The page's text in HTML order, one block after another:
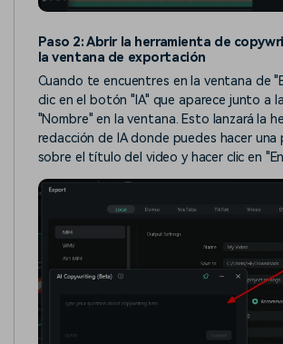
Paso 2: Abrir la herramienta de
la ventana de exportación
Cuando te encuentres en la ventana de
clic en el botón "IA" que aparece junto a
"Nombre" en la ventana. Esto lanzará la
redacción de IA donde puedes hacer una
sobre el título del video y hacer clic en